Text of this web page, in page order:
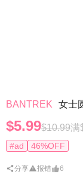
BANTREK 女士
$5.99$10.99满
#ad 46%OFF
分享 报错 6